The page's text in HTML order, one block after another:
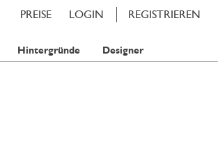
LOGIN REGISTRIEREN
PREISE
Hintergründe Designer